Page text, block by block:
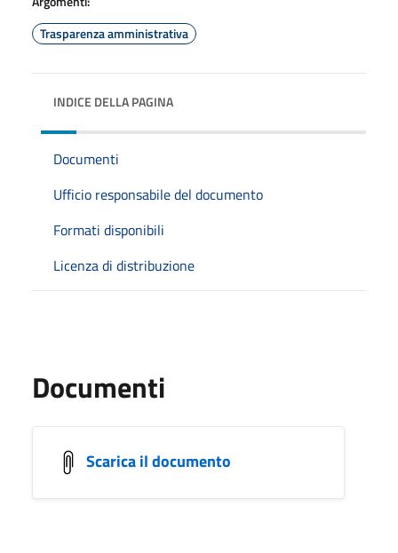
Trasparenza amministrativa
INDICE DELLA PAGINA
Documenti
Ufficio responsabile del documento
Formati disponibili
Licenza di distribuzione
Documenti
Scarica il documento